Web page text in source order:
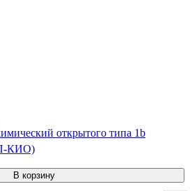
открытого типа 1b
КИО)
В корзину